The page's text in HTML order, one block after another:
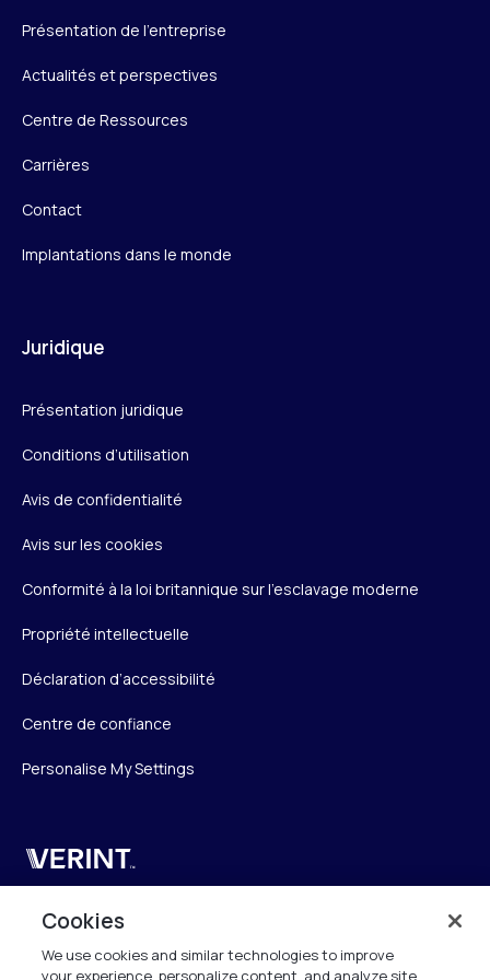
Présentation de l’entreprise
Actualités et perspectives
Centre de Ressources
Carrières
Contact
Implantations dans le monde
Juridique
Présentation juridique
Conditions d’utilisation
Avis de confidentialité
Avis sur les cookies
Conformité à la loi britannique sur l’esclavage moderne
Propriété intellectuelle
Déclaration d’accessibilité
Centre de confiance
Personalise My Settings
Verint
Verint Systems SAS
19 Bd Malesherbes
75008 Paris
Cookies
We use cookies and similar technologies to improve
your experience, personalize content, and analyze site